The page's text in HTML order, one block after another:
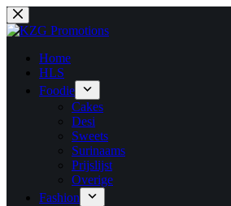
Ga
naar
inhoudHome
HLS
Foodie
Cakes
Desi
Sweets
Surinaams
Prijslijst
Overige
Fashion